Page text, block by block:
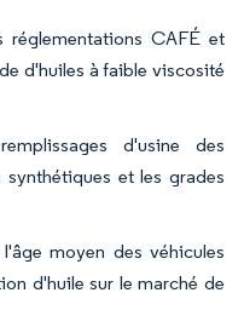
réglementations CAFÉ et
d'huiles à faible viscosité
d'usine des
et les grades
moyen des véhicules
d'huile sur le marché de